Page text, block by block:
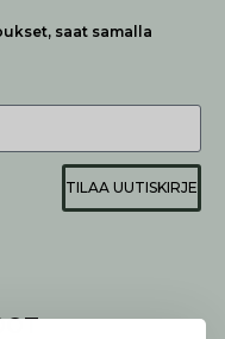
saat samalla
TILAA UUTISKIRJE